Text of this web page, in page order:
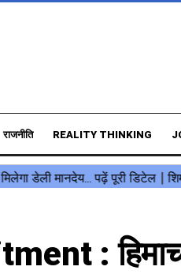
राजनीति REALITY THINKING
: